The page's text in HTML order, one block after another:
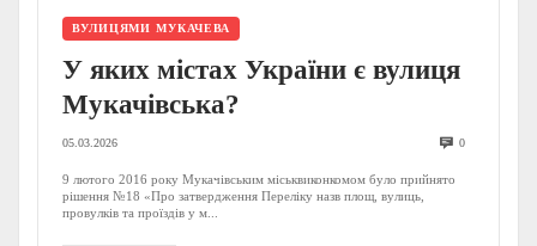
ВУЛИЦЯМИ МУКАЧЕВА
У яких містах України є вулиця
Мукачівська?
05.03.2026 0
9 лютого 2016 року Мукачівським міськвиконкомом було прийнято
рішення №18 «Про затвердження Переліку назв площ, вулиць,
провулків та проїздів у м...